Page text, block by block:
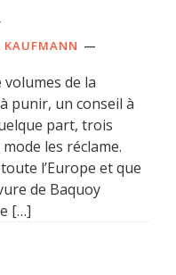
KAUFMANN
de la
punir, un conseil à
part, trois
les réclame.
l’Europe et que
de Baquoy
[…]